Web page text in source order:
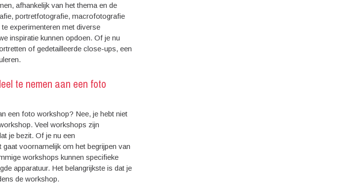
afhankelijk van het thema en de
portretfotografie, macrofotografie
experimenteren met diverse
inspiratie kunnen opdoen. Of je nu
of gedetailleerde close-ups, een
te nemen aan een foto
een foto workshop? Nee, je hebt niet
Veel workshops zijn
je bezit. Of je nu een
voornamelijk om het begrijpen van
workshops kunnen specifieke
apparatuur. Het belangrijkste is dat je
de workshop.